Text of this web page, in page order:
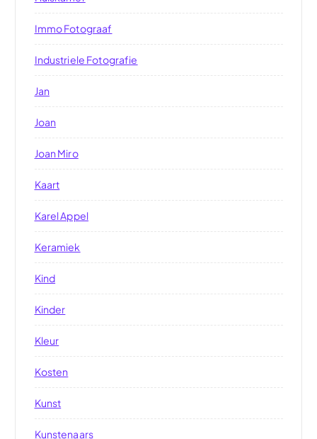
Immo Fotograaf
Industriele Fotografie
Jan
Joan
Joan Miro
Kaart
Karel Appel
Keramiek
Kind
Kinder
Kleur
Kosten
Kunst
Kunstenaars